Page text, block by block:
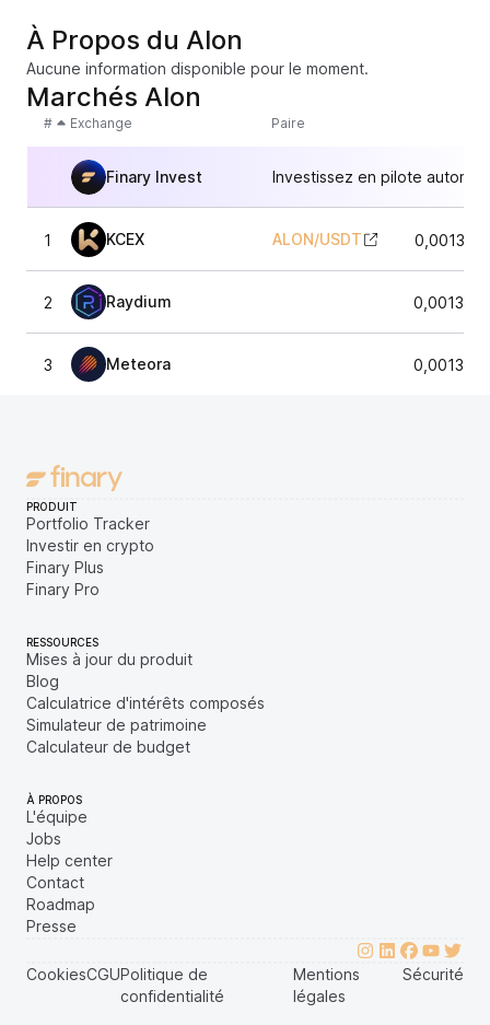
À Propos du Alon
Aucune information disponible pour le moment.
Marchés Alon
# Exchange Paire
Finary Invest Investissez en pilote
1 KCEX ALON/USDT
2 Raydium
3 Meteora
PRODUIT
Portfolio Tracker
Investir en crypto
Finary Plus
Finary Pro
RESSOURCES
Mises à jour du produit
Blog
Calculatrice d'intérêts composés
Simulateur de patrimoine
Calculateur de budget
À PROPOS
L'équipe
Jobs
Help center
Contact
Roadmap
Presse
CookiesCGUPolitique de
confidentialité
Mentions
légales
Sécurité